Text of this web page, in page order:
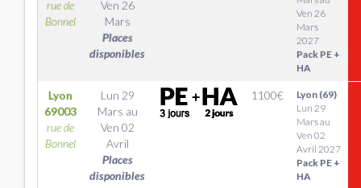
rue de
Bonnel
Ven 26
Mars
Places
disponibles
Ven 26
Mars
2027
Pack PE +
HA
Lyon
69003
rue de
Bonnel
Lun 29
Mars au
Ven 02
Avril
Places
disponibles
1100€
Lyon (69)
Lun 29
Mars au
Ven 02
Avril 2027
Pack PE +
HA